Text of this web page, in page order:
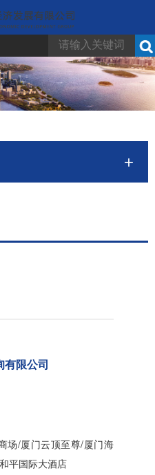
有限公司
场/厦门云顶至尊/厦门海
平国际大酒店